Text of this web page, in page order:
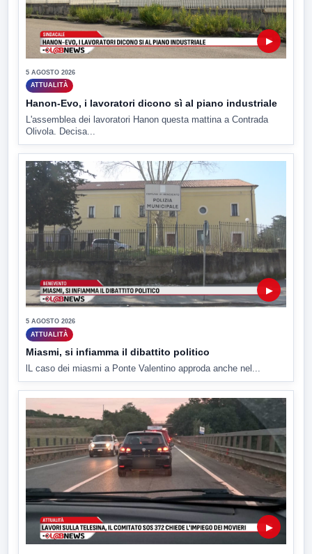
▶
5 AGOSTO 2026
ATTUALITÀ
Hanon-Evo, i lavoratori dicono sì al piano industriale
L'assemblea dei lavoratori Hanon questa mattina a Contrada
Olivola. Decisa...
▶
5 AGOSTO 2026
ATTUALITÀ
Miasmi, si infiamma il dibattito politico
lL caso dei miasmi a Ponte Valentino approda anche nel...
▶